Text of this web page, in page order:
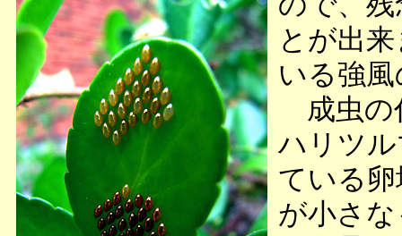
とが出
いる強
成虫の
ハリツ
ている
が小さ